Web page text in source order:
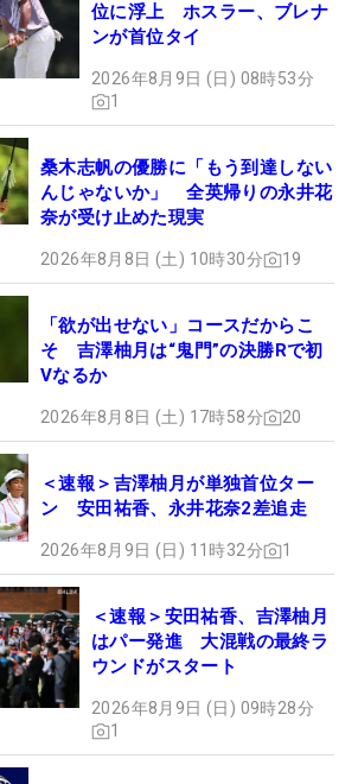
位に浮上 ホスラー、ブレナ
ンが首位タイ
2026年8月9日 (日) 08時53分
1
桑木志帆の優勝に「もう到達しない
んじゃないか」 全英帰りの永井花
奈が受け止めた現実
2026年8月8日 (土) 10時30分 19
「欲が出せない」コースだからこ
そ 吉澤柚月は“鬼門”の決勝Rで初
Vなるか
2026年8月8日 (土) 17時58分 20
＜速報＞吉澤柚月が単独首位ター
ン 安田祐香、永井花奈2差追走
2026年8月9日 (日) 11時32分 1
＜速報＞安田祐香、吉澤柚月
はパー発進 大混戦の最終ラ
ウンドがスタート
2026年8月9日 (日) 09時28分
1